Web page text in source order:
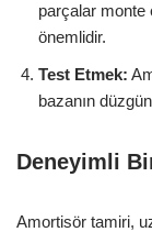
parçalar monte
önemlidir.
Test Etmek:
bazanın
Deneyimli
Amortisör tamiri,